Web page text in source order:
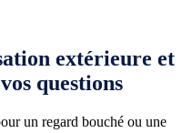
extérieure et
questions
un regard bouché ou une